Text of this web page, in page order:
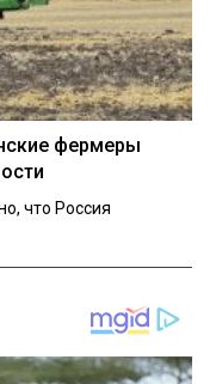
фермеры
что Россия